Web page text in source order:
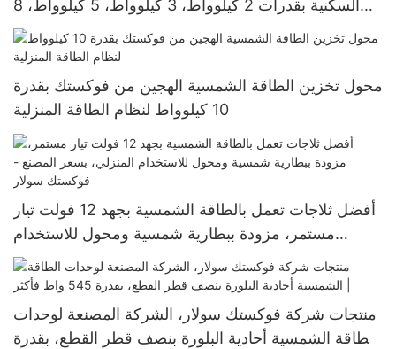
السكنية بقدرات 2 كيلوواط، 3 كيلوواط، 5 كيلوواط، 8
كيلوواط، و10 كيلوواط مع محولات الطاقة المتصلة
بالشبكة من جروات
محول تخزين الطاقة الشمسية الهجين من فوكستك بقدرة
10 كيلوواط لنظام الطاقة المنزلية
أفضل ثلاجات تعمل بالطاقة الشمسية بجهد 12 فولت تيار
مستمر، مزودة ببطارية شمسية ومحول للاستخدام
المنزلي، بسعر المصنع - فوكستك سولار
منتجات شركة فوكستك سولار، الشركة المصنعة لوحدات
الطاقة الشمسية أحادية البلورة بنصف قطر القطع، بقدرة